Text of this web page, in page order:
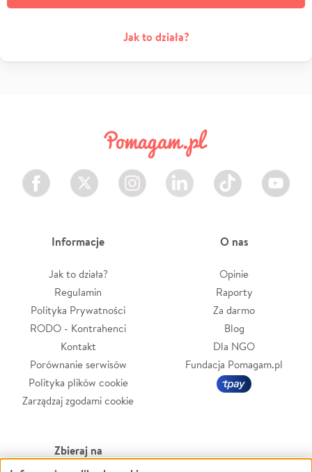
Jak to działa?
Facebook Twitter Instagram LinkedIn TikTok Youtube
Informacje
Jak to działa?
Regulamin
Polityka Prywatności
RODO - Kontrahenci
Kontakt
Porównanie serwisów
Polityka plików cookie
Zarządzaj zgodami cookie
O nas
Opinie
Raporty
Za darmo
Blog
Dla NGO
Fundacja Pomagam.pl
Zbieraj na